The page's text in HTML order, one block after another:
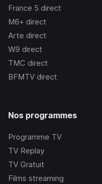
France 5 direct
M6+ direct
Arte direct
W9 direct
TMC direct
BFMTV direct
Nos programmes
Programme TV
TV Replay
TV Gratuit
Films streaming